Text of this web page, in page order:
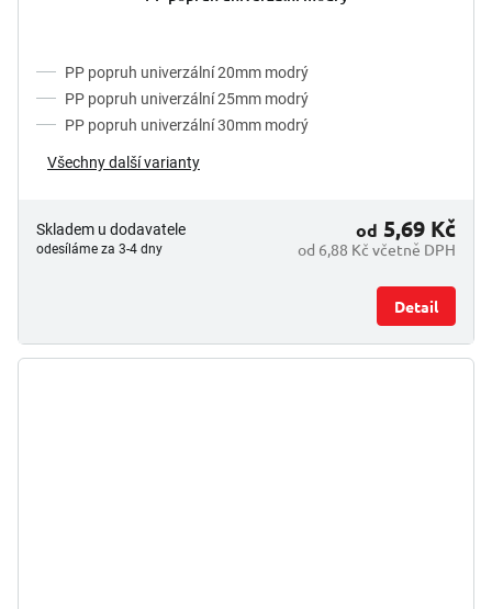
PP popruh univerzální 20mm modrý
PP popruh univerzální 25mm modrý
PP popruh univerzální 30mm modrý
Všechny další varianty
Skladem u dodavatele
odesíláme za 3-4 dny od 6,88 Kč včetně DPH
od 5,69 Kč
Detail